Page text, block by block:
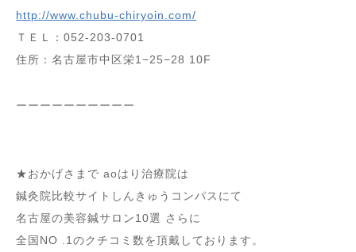
http://www.chubu-chiryoin.com/
ＴＥＬ：052-203-0701
住所：名古屋市中区栄1−25−28 10F
ーーーーーーーーーー
★おかげさまで aoはり治療院は
鍼灸院比較サイトしんきゅうコンパスにて
名古屋の美容鍼サロン10選 さらに
全国NO .1のクチコミ数を頂戴しております。